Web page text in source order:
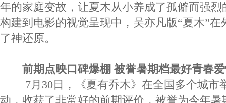
年的家庭变故，让夏木从小养成了孤僻而强
构建到电影的视觉呈现中，吴亦凡版“夏木”
了神还原。
前期点映口碑爆棚 被誉暑期档最好青春
7月30日，《夏有乔木》在全国多个城市
动，收获了非常好的前期评价，被誉为今年